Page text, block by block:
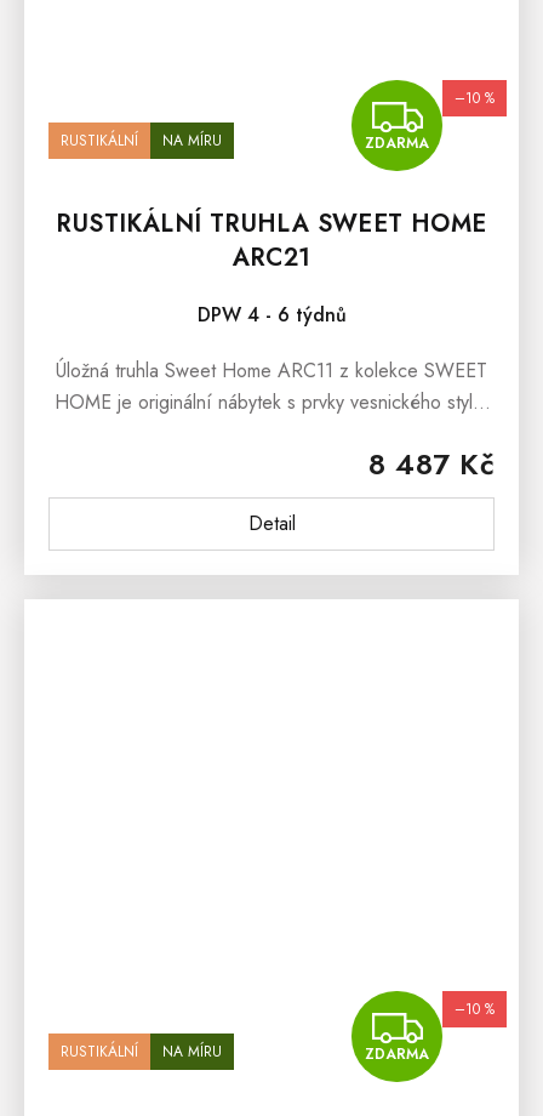
RUSTIKÁLNÍ NA MÍRU ZDARMA
–10 %
RUSTIKÁLNÍ TRUHLA SWEET HOME
ARC21
DPW 4 - 6 týdnů
8 487 Kč
Detail
Úložná truhla Sweet Home ARC11 z kolekce SWEET
HOME je originální nábytek s prvky vesnického stylu.
RUSTIKÁLNÍ NA MÍRU ZDARMA
–10 %